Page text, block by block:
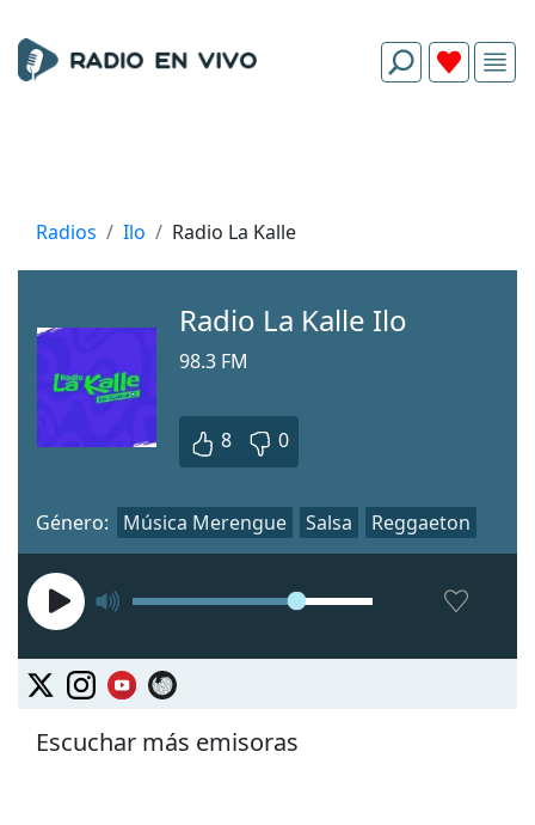
Radios Ilo Radio La Kalle
Radio La Kalle Ilo
98.3 FM
8 0
Género: Música Merengue Salsa Reggaeton
Escuchar más emisoras